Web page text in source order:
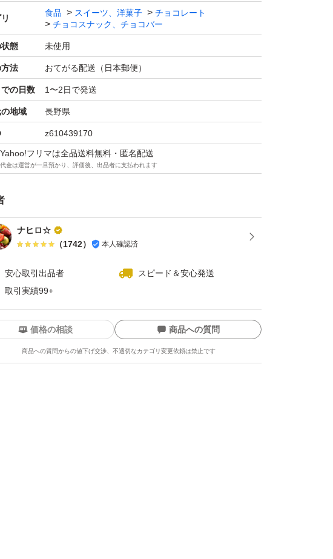
どお気軽にどうぞ(^o^)
内容】
コ500g×2
調整し常温発送になりますので、配送中の溶けなどあるか
ませんがご了承ください(ゝω・)
レート
レット
コ
食品 スイーツ、洋菓子
チョコレート
チョコスナック、チョコバー
態 未使用
法 おてがる配送（日本郵便）
の日数 1〜2日で発送
地域 長野県
z610439170
Yahoo!フリマは全品送料無料・匿名配送
代金は運営が一旦預かり、評価後、出品者に支払われます
ナヒロ☆
（1742） 本人確認済
安心取引出品者
スピード＆安心発送
取引実績99+
価格の相談 商品への質問
商品への質問からの値下げ交渉、不適切なカテゴリ変更依頼は禁止です